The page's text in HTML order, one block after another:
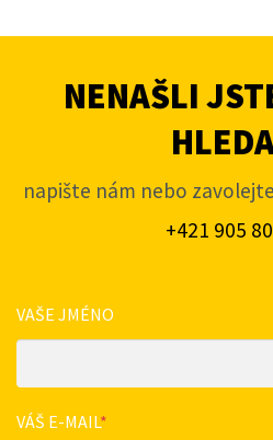
NENAŠLI
napište nám nebo
+421 905
VAŠE JMÉNO
VÁŠ E-MAIL*